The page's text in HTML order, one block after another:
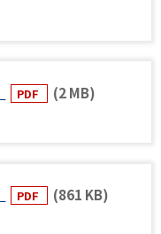
PDF (2 MB)
PDF (861 KB)